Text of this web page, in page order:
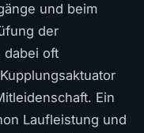
und beim
der
dabei oft
Ein
Laufleistung und